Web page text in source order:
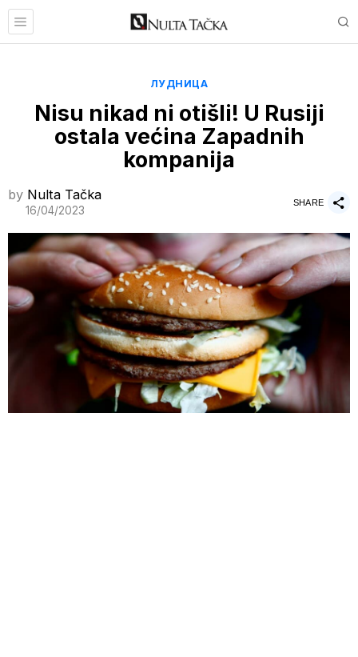
ЛУДНИЦА
Nisu nikad ni otišli! U Rusiji
ostala većina Zapadnih
kompanija
by Nulta Tačka
16/04/2023
SHARE